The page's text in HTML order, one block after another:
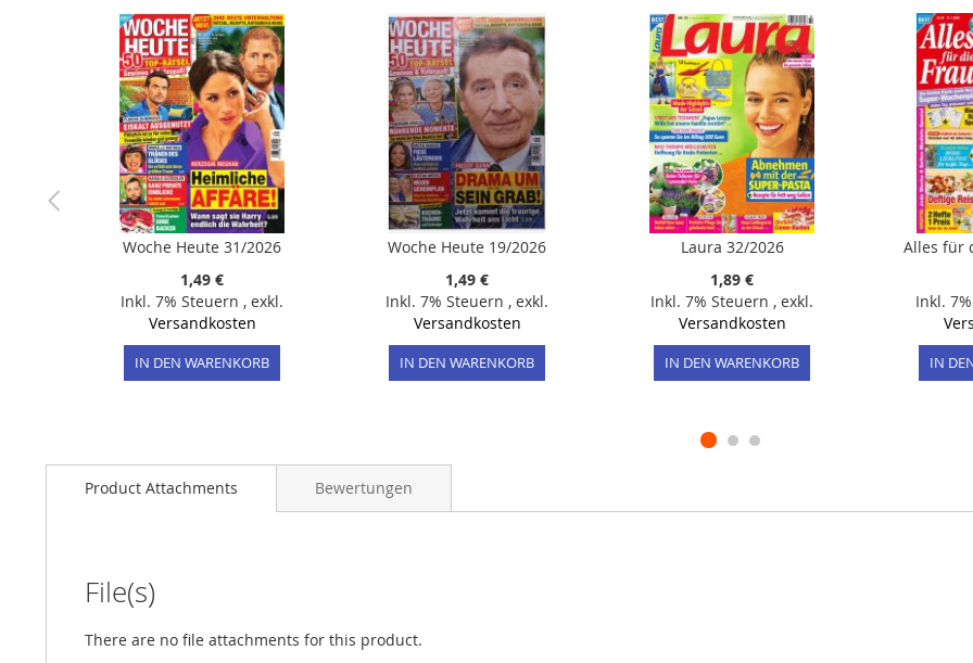
Woche Heute 31/2026
1,49 €
Inkl. 7% Steuern , exkl.
Versandkosten
IN DEN WARENKORB
Woche Heute 19/2026
1,49 €
Inkl. 7% Steuern , exkl.
Versandkosten
IN DEN WARENKORB
Laura 32/2026
1,89 €
Inkl. 7% Steuern , exkl.
Versandkosten
IN DEN WARENKORB
Alles für
Inkl.
IN
Product Attachments
File(s)
There are no file attachments for this product.
Bewertungen